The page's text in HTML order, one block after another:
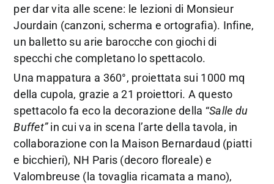
per dar vita alle scene: le lezioni di Monsieur
Jourdain (canzoni, scherma e ortografia). Infine,
un balletto su arie barocche con giochi di
specchi che completano lo spettacolo.
Una mappatura a 360°, proiettata sui 1000 mq
della cupola, grazie a 21 proiettori. A questo
spettacolo fa eco la decorazione della “Salle du
Buffet”in cui va in scena l’arte della tavola, in
collaborazione con la Maison Bernardaud (piatti
e bicchieri), NH Paris (decoro floreale) e
Valombreuse (la tovaglia ricamata a mano),